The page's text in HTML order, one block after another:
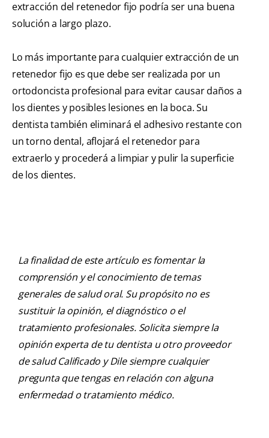
extracción del retenedor fijo podría ser una buena
solución a largo plazo.
Lo más importante para cualquier extracción de un
retenedor fijo es que debe ser realizada por un
ortodoncista profesional para evitar causar daños a
los dientes y posibles lesiones en la boca. Su
dentista también eliminará el adhesivo restante con
un torno dental, aflojará el retenedor para
extraerlo y procederá a limpiar y pulir la superficie
de los dientes.
La finalidad de este artículo es fomentar la
comprensión y el conocimiento de temas
generales de salud oral. Su propósito no es
sustituir la opinión, el diagnóstico o el
tratamiento profesionales. Solicita siempre la
opinión experta de tu dentista u otro proveedor
de salud Calificado y Dile siempre cualquier
pregunta que tengas en relación con alguna
enfermedad o tratamiento médico.